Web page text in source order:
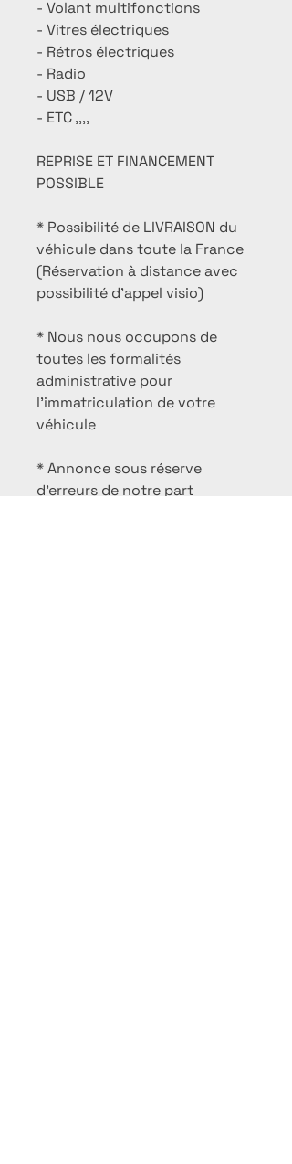
- Volant multifonctions
- Vitres électriques
- Rétros électriques
- Radio
- USB / 12V
- ETC ,,,,
REPRISE ET FINANCEMENT
POSSIBLE
* Possibilité de LIVRAISON du
véhicule dans toute la France
(Réservation à distance avec
possibilité d'appel visio)
* Nous nous occupons de
toutes les formalités
administrative pour
l'immatriculation de votre
véhicule
* Annonce sous réserve
d'erreurs de notre part